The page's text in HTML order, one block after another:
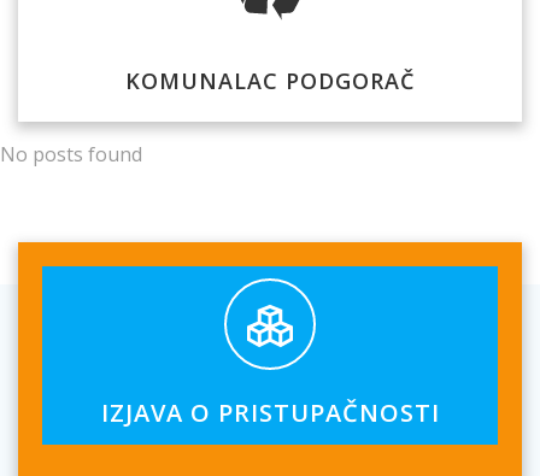
KOMUNALAC PODGORAČ
No posts found
IZJAVA O PRISTUPAČNOSTI